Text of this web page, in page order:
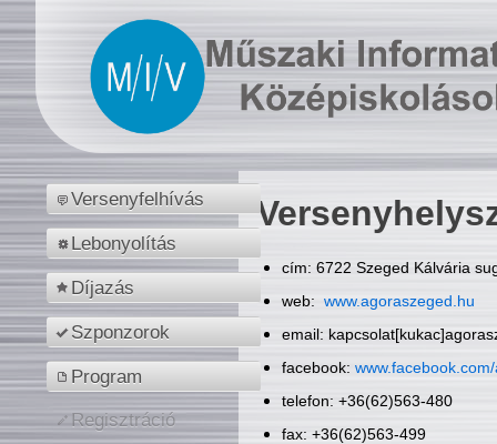
Versenyfelhívás
Lebonyolítás
Díjazás
Szponzorok
Program
Regisztráció
cím: 6722 Szeged Kálvária
web: www.agoraszeged.hu
email:
facebook:
telefon: +36(62)563-480
fax: +36(62)563-499